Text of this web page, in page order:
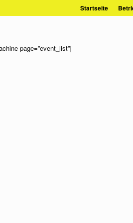
Startseite
page=”event_list”]